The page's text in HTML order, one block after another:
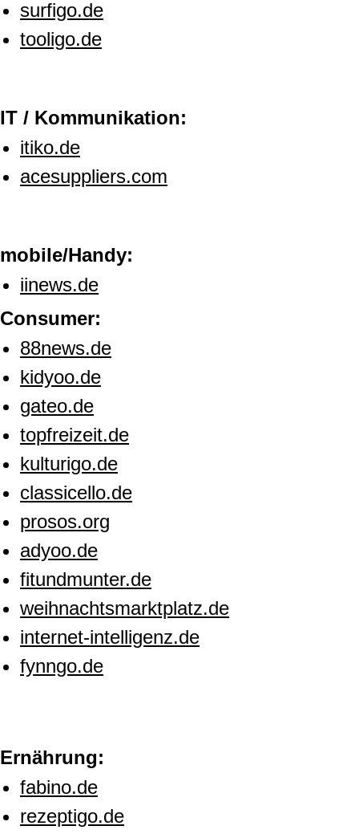
surfigo.de
tooligo.de
IT / Kommunikation:
itiko.de
acesuppliers.com
mobile/Handy:
iinews.de
Consumer:
88news.de
kidyoo.de
gateo.de
topfreizeit.de
kulturigo.de
classicello.de
prosos.org
adyoo.de
fitundmunter.de
weihnachtsmarktplatz.de
internet-intelligenz.de
fynngo.de
Ernährung:
fabino.de
rezeptigo.de